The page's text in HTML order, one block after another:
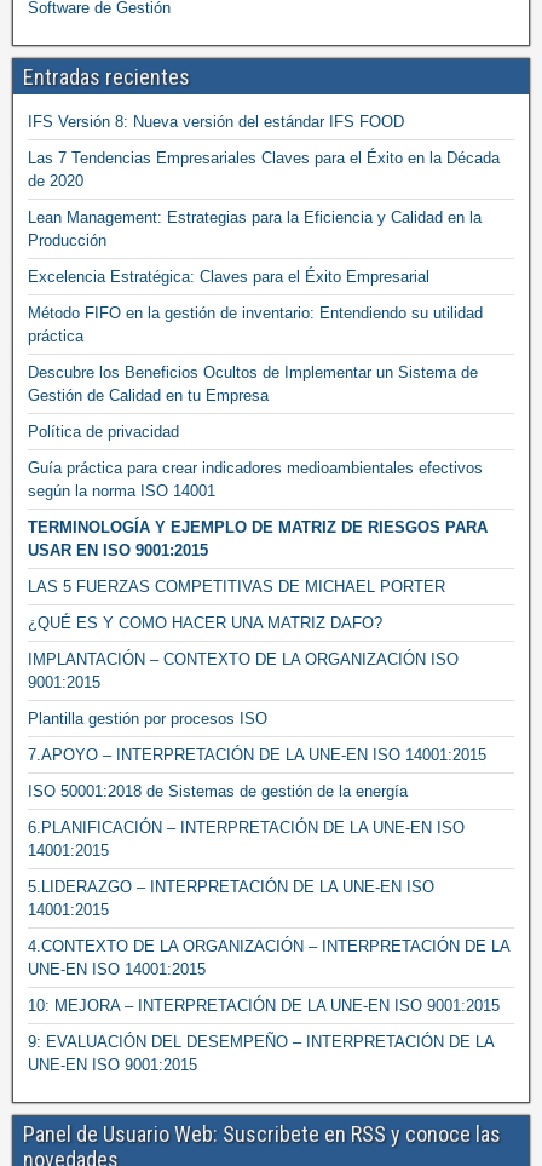
Software de Gestión
Entradas recientes
IFS Versión 8: Nueva versión del estándar IFS FOOD
Las 7 Tendencias Empresariales Claves para el Éxito en la Década
de 2020
Lean Management: Estrategias para la Eficiencia y Calidad en la
Producción
Excelencia Estratégica: Claves para el Éxito Empresarial
Método FIFO en la gestión de inventario: Entendiendo su utilidad
práctica
Descubre los Beneficios Ocultos de Implementar un Sistema de
Gestión de Calidad en tu Empresa
Política de privacidad
Guía práctica para crear indicadores medioambientales efectivos
según la norma ISO 14001
TERMINOLOGÍA Y EJEMPLO DE MATRIZ DE RIESGOS PARA
USAR EN ISO 9001:2015
LAS 5 FUERZAS COMPETITIVAS DE MICHAEL PORTER
¿QUÉ ES Y COMO HACER UNA MATRIZ DAFO?
IMPLANTACIÓN – CONTEXTO DE LA ORGANIZACIÓN ISO
9001:2015
Plantilla gestión por procesos ISO
7.APOYO – INTERPRETACIÓN DE LA UNE-EN ISO 14001:2015
ISO 50001:2018 de Sistemas de gestión de la energía
6.PLANIFICACIÓN – INTERPRETACIÓN DE LA UNE-EN ISO
14001:2015
5.LIDERAZGO – INTERPRETACIÓN DE LA UNE-EN ISO
14001:2015
4.CONTEXTO DE LA ORGANIZACIÓN – INTERPRETACIÓN DE LA
UNE-EN ISO 14001:2015
10: MEJORA – INTERPRETACIÓN DE LA UNE-EN ISO 9001:2015
9: EVALUACIÓN DEL DESEMPEÑO – INTERPRETACIÓN DE LA
UNE-EN ISO 9001:2015
Panel de Usuario Web: Suscribete en RSS y conoce las
novedades